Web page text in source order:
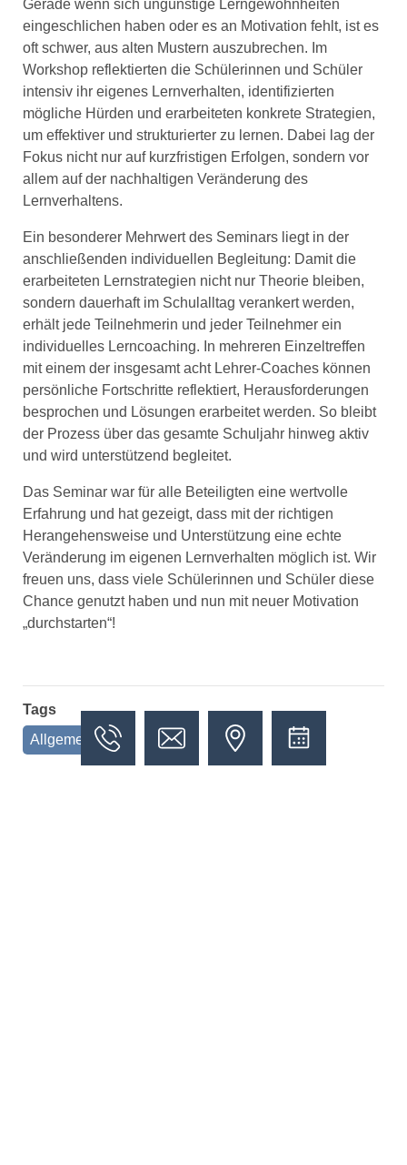
Gerade wenn sich ungünstige Lerngewohnheiten
eingeschlichen haben oder es an Motivation fehlt, ist es
oft schwer, aus alten Mustern auszubrechen. Im
Workshop reflektierten die Schülerinnen und Schüler
intensiv ihr eigenes Lernverhalten, identifizierten
mögliche Hürden und erarbeiteten konkrete Strategien,
um effektiver und strukturierter zu lernen. Dabei lag der
Fokus nicht nur auf kurzfristigen Erfolgen, sondern vor
allem auf der nachhaltigen Veränderung des
Lernverhaltens.
Ein besonderer Mehrwert des Seminars liegt in der
anschließenden individuellen Begleitung: Damit die
erarbeiteten Lernstrategien nicht nur Theorie bleiben,
sondern dauerhaft im Schulalltag verankert werden,
erhält jede Teilnehmerin und jeder Teilnehmer ein
individuelles Lerncoaching. In mehreren Einzeltreffen
mit einem der insgesamt acht Lehrer-Coaches können
persönliche Fortschritte reflektiert, Herausforderungen
besprochen und Lösungen erarbeitet werden. So bleibt
der Prozess über das gesamte Schuljahr hinweg aktiv
und wird unterstützend begleitet.
Das Seminar war für alle Beteiligten eine wertvolle
Erfahrung und hat gezeigt, dass mit der richtigen
Herangehensweise und Unterstützung eine echte
Veränderung im eigenen Lernverhalten möglich ist. Wir
freuen uns, dass viele Schülerinnen und Schüler diese
Chance genutzt haben und nun mit neuer Motivation
„durchstarten“!
Tags
Allgemein